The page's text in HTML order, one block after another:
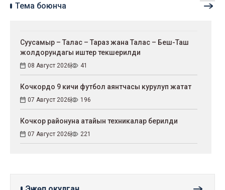
Тема боюнча
Суусамыр – Талас – Тараз жана Талас – Беш-Таш
жолдорундагы иштер текшерилди
08 Август 2026 41
Кочкордо 9 кичи футбол аянтчасы курулуп жатат
07 Август 2026 196
Кочкор районуна атайын техникалар берилди
07 Август 2026 221